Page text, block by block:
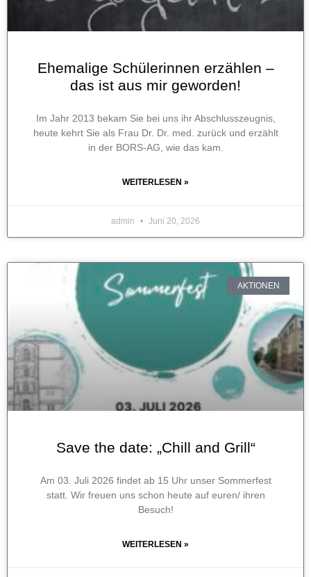
Ehemalige Schülerinnen erzählen –
das ist aus mir geworden!
Im Jahr 2013 bekam Sie bei uns ihr Abschlusszeugnis,
heute kehrt Sie als Frau Dr. Dr. med. zurück und erzählt
in der BORS-AG, wie das kam.
WEITERLESEN »
admin Juni 20, 2026
AKTIONEN
Save the date: „Chill and Grill“
Am 03. Juli 2026 findet ab 15 Uhr unser Sommerfest
statt. Wir freuen uns schon heute auf euren/ ihren
Besuch!
WEITERLESEN »